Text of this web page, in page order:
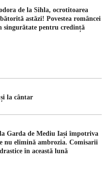
de la Sihla, ocrotitoarea
astăzi! Povestea româncei
singurătate pentru credință
la cântar
Garda de Mediu Iași împotriva
nu elimină ambrozia. Comisarii
în această lună